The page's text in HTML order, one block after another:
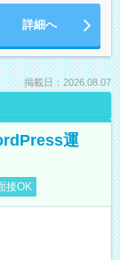
詳細へ
掲載日：2026.08.07
運
接OK